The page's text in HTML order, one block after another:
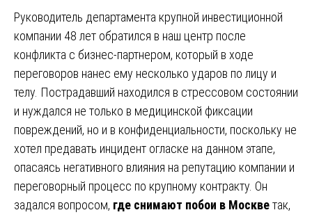
Руководитель департамента крупной инвестиционной
компании 48 лет обратился в наш центр после
конфликта с бизнес-партнером, который в ходе
переговоров нанес ему несколько ударов по лицу и
телу. Пострадавший находился в стрессовом состоянии
и нуждался не только в медицинской фиксации
повреждений, но и в конфиденциальности, поскольку не
хотел предавать инцидент огласке на данном этапе,
опасаясь негативного влияния на репутацию компании и
переговорный процесс по крупному контракту. Он
задался вопросом, где снимают побои в Москветак,